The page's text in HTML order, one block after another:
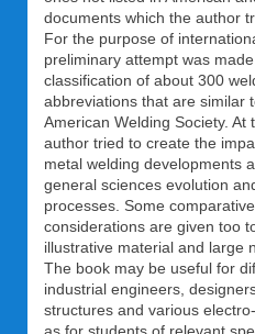
documents which the author
For the purpose of
preliminary attempt was
classification of about 300
abbreviations that are similar
American Welding Society.
author tried to create the
metal welding developments
general sciences evolution
processes. Some
considerations are given too
illustrative material and large
The book may be useful for
industrial engineers,
structures and various